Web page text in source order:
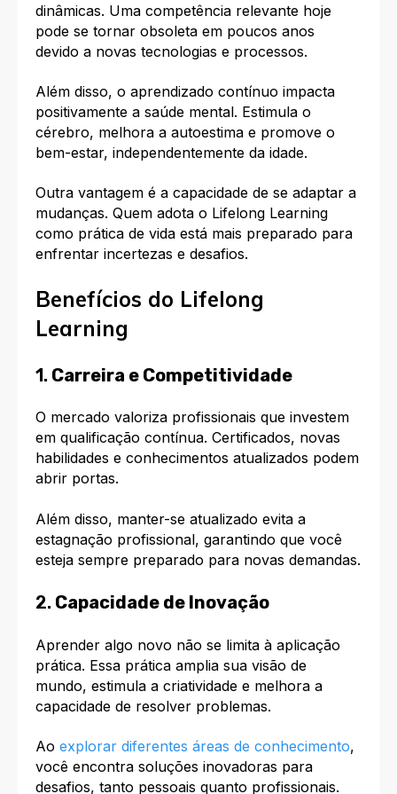
dinâmicas. Uma competência relevante hoje
pode se tornar obsoleta em poucos anos
devido a novas tecnologias e processos.
Além disso, o aprendizado contínuo impacta
positivamente a saúde mental. Estimula o
cérebro, melhora a autoestima e promove o
bem-estar, independentemente da idade.
Outra vantagem é a capacidade de se adaptar a
mudanças. Quem adota o Lifelong Learning
como prática de vida está mais preparado para
enfrentar incertezas e desafios.
Benefícios do Lifelong
Learning
1. Carreira e Competitividade
O mercado valoriza profissionais que investem
em qualificação contínua. Certificados, novas
habilidades e conhecimentos atualizados podem
abrir portas.
Além disso, manter-se atualizado evita a
estagnação profissional, garantindo que você
esteja sempre preparado para novas demandas.
2. Capacidade de Inovação
Aprender algo novo não se limita à aplicação
prática. Essa prática amplia sua visão de
mundo, estimula a criatividade e melhora a
capacidade de resolver problemas.
Ao explorar diferentes áreas de conhecimento,
você encontra soluções inovadoras para
desafios, tanto pessoais quanto profissionais.